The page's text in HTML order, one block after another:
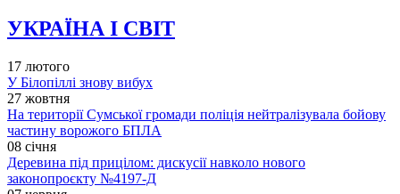
УКРАЇНА І СВІТ
17 лютого
У Білопіллі знову вибух
27 жовтня
На території Сумської громади поліція нейтралізувала бойову
частину ворожого БПЛА
08 січня
Деревина під прицілом: дискусії навколо нового
законопроєкту №4197-Д